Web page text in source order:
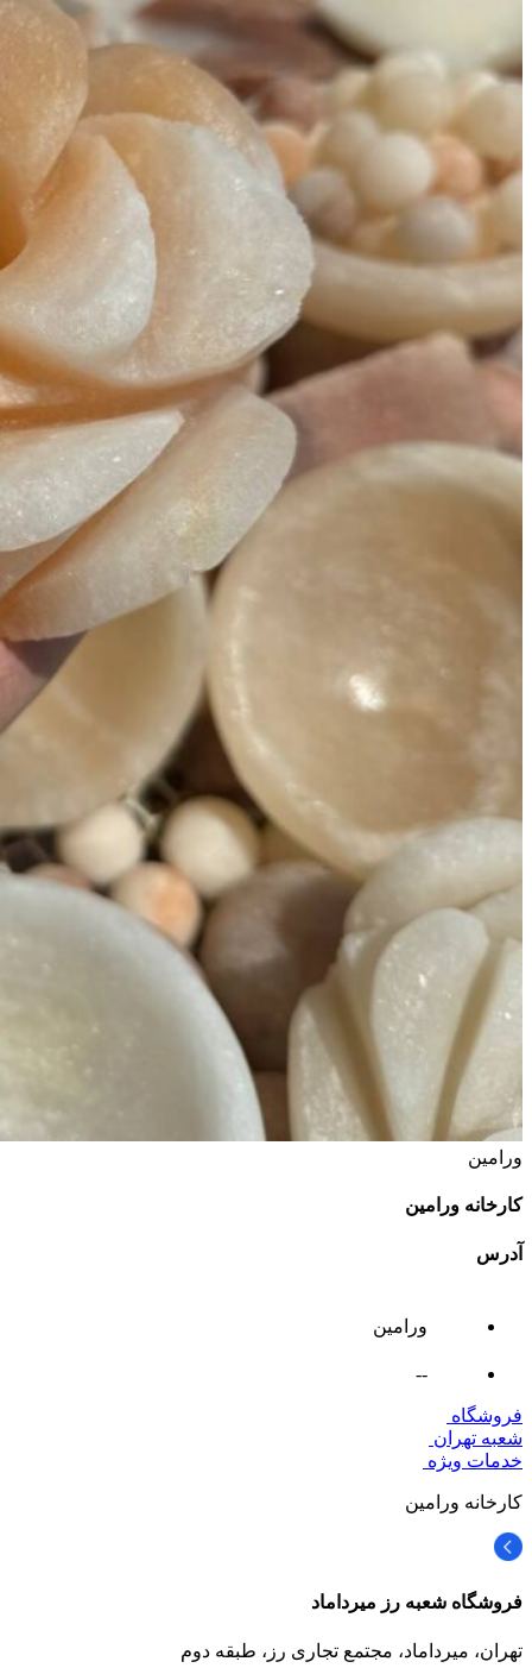
ورامین
کارخانه ورامین
آدرس
ورامین
--
فروشگاه
شعبه تهران
خدمات ویژه
کارخانه ورامین
فروشگاه شعبه رز میرداماد
تهران، میرداماد، مجتمع تجاری رز،‌ طبقه دوم